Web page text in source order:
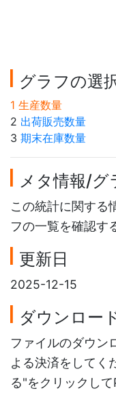
グラフの選
1 生産数量
2 出荷販売数量
3 期末在庫数量
メタ情報/グ
この統計に関する
フの一覧を確認す
更新日
2025-12-15
ダウンロー
ファイルのダウン
よる決済をしてく
る"をクリックして